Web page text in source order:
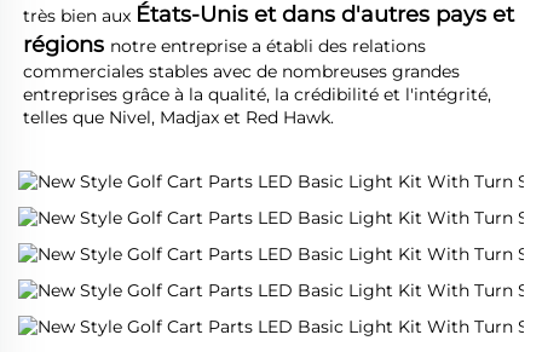
très bien aux États-Unis et dans d'autres pays et
régions notre entreprise a établi des relations
commerciales stables avec de nombreuses grandes
entreprises grâce à la qualité, la crédibilité et l'intégrité,
telles que Nivel, Madjax et Red Hawk.